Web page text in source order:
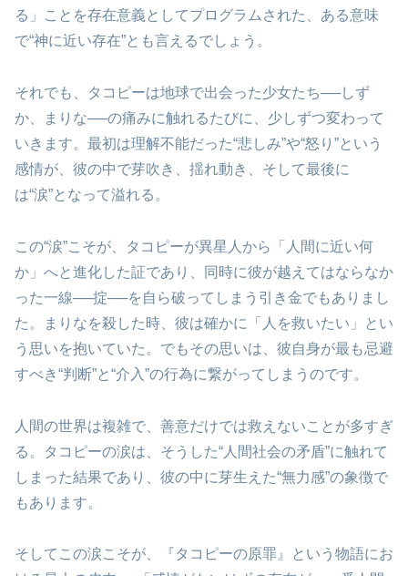
る」ことを存在意義としてプログラムされた、ある意味
で“神に近い存在”とも言えるでしょう。
それでも、タコピーは地球で出会った少女たち──しず
か、まりな──の痛みに触れるたびに、少しずつ変わって
いきます。最初は理解不能だった“悲しみ”や“怒り”という
感情が、彼の中で芽吹き、揺れ動き、そして最後に
は“涙”となって溢れる。
この“涙”こそが、タコピーが異星人から「人間に近い何
か」へと進化した証であり、同時に彼が越えてはならなか
った一線──掟──を自ら破ってしまう引き金でもありまし
た。まりなを殺した時、彼は確かに「人を救いたい」とい
う思いを抱いていた。でもその思いは、彼自身が最も忌避
すべき“判断”と“介入”の行為に繋がってしまうのです。
人間の世界は複雑で、善意だけでは救えないことが多すぎ
る。タコピーの涙は、そうした“人間社会の矛盾”に触れて
しまった結果であり、彼の中に芽生えた“無力感”の象徴で
もあります。
そしてこの涙こそが、『タコピーの原罪』という物語にお